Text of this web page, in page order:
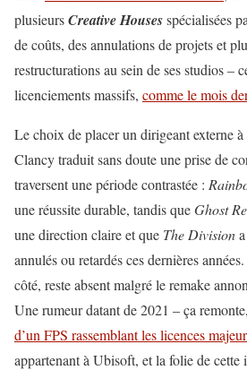
plusieursCreative Housesspécialisées
de coûts, des annulations de projets et
restructurations au sein de ses studios –
licenciements massifs, comme le mois
Le choix de placer un dirigeant externe
Clancy traduit sans doute une prise de
traversent une période contrastée :
une réussite durable, tandis queGhost
une direction claire et que The Division
annulés ou retardés ces dernières années.
côté, reste absent malgré le remake
Une rumeur datant de 2021 – ça
d’un FPS rassemblant les licences
appartenant à Ubisoft, et la folie de cette